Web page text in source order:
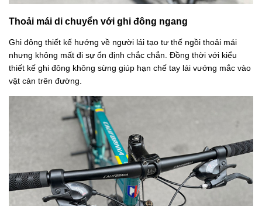
Thoải mái di chuyển với ghi đông ngang
Ghi đông thiết kế hướng về người lái tạo tư thế ngồi thoải mái
nhưng không mất đi sự ổn định chắc chắn. Đồng thời với kiểu
thiết kế ghi đông không sừng giúp hạn chế tay lái vướng mắc vào
vật cản trên đường.